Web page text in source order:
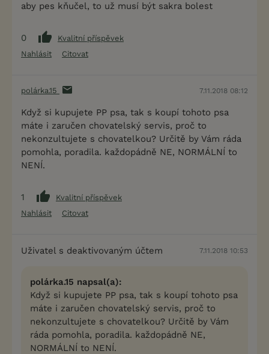
aby pes kňučel, to už musí být sakra bolest
0
Kvalitní příspěvek
Nahlásit
Citovat
polárka.15 7.11.2018 08:12
Když si kupujete PP psa, tak s koupí tohoto psa
máte i zaručen chovatelský servis, proč to
nekonzultujete s chovatelkou? Určitě by Vám ráda
pomohla, poradila. každopádně NE, NORMÁLNÍ to
NENÍ.
1
Kvalitní příspěvek
Nahlásit
Citovat
Uživatel s deaktivovaným účtem 7.11.2018 10:53
polárka.15 napsal(a):
Když si kupujete PP psa, tak s koupí tohoto psa
máte i zaručen chovatelský servis, proč to
nekonzultujete s chovatelkou? Určitě by Vám
ráda pomohla, poradila. každopádně NE,
NORMÁLNÍ to NENÍ.